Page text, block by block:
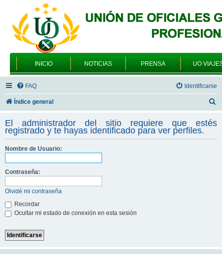
INICIO NOTICIAS PRENSA UO
FAQ Identificarse
Índice general
s
c
El administrador del sitio requiere que estés
registrado y te hayas identificado para ver perfiles.
Nombre de Usuario:
Contraseña:
Olvidé mi contraseña
Recordar
Ocultar mi estado de conexión en esta sesión